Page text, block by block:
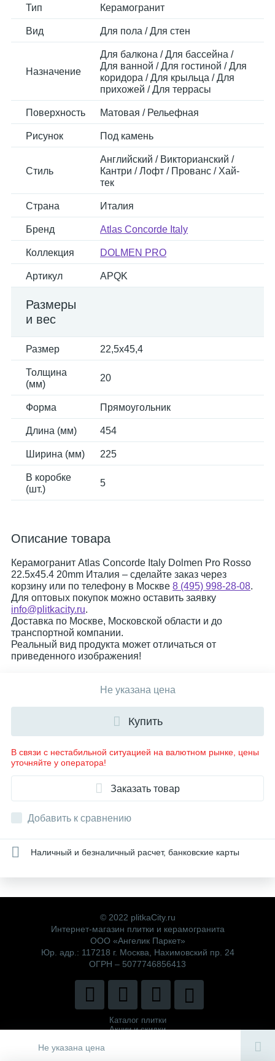
Тип Керамогранит
Вид Для пола / Для стен
Назначение
Для балкона / Для бассейна /
Для ванной / Для гостиной / Для
коридора / Для крыльца / Для
прихожей / Для террасы
Поверхность Матовая / Рельефная
Рисунок Под камень
Стиль
Английский / Викторианский /
Кантри / Лофт / Прованс / Хай-
тек
Страна Италия
Бренд Atlas Concorde Italy
Коллекция DOLMEN PRO
Артикул APQK
Размеры
и вес
Размер 22,5x45,4
Толщина
(мм)
20
Форма Прямоугольник
Длина (мм) 454
Ширина (мм) 225
В коробке
(шт.)
5
Описание товара
Керамогранит Atlas Concorde Italy Dolmen Pro Rosso
22.5x45.4 20mm Италия – сделайте заказ через
корзину или по телефону в Москве 8 (495) 998-28-08.
Для оптовых покупок можно оставить заявку
info@plitkacity.ru.
Доставка по Москве, Московской области и до
транспортной компании.
Реальный вид продукта может отличаться от
приведенного изображения!
Не указана цена
Не указана цена
Купить
В связи с нестабильной ситуацией на валютном рынке, цены
уточняйте у оператора!
Заказать товар
Добавить к сравнению
Наличный и безналичный расчет, банковские карты
© 2022 plitkaCity.ru
Интернет-магазин плитки и керамогранита
ООО «Ангелик Паркет»
Юр. адр.: 117218 г. Москва, Нахимовский пр. 24
ОГРН – 5077746856413
Каталог плитки
Акции и скидки